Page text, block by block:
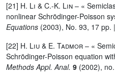
[21] H. Li & C.-K. Lin – «
nonlinear Schrödinger-Poisson
Equations (2003), No. 93, 17 pp. |
[22] H. Liu & E. Tadmor – «
Schrödinger-Poisson equation
Methods Appl. Anal. 9 (2002),